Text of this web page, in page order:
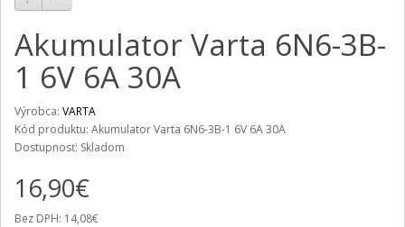
Akumulator Varta 6N6-3B-
1 6V 6A 30A
Výrobca: VARTA
Kód produktu: Akumulator Varta 6N6-3B-1 6V 6A 30A
Dostupnosť: Skladom
16,90€
Bez DPH: 14,08€